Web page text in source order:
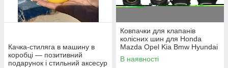
Качка-стиляга в машину в
коробці — позитивний
подарунок і стильний аксесур
Ковпачки для клапанів
колісних шин для Honda
Mazda Opel Kia Bmw Hyundai
Audi Lexus Mercedes, black
В наявності